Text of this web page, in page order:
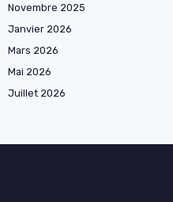
Novembre 2025
Janvier 2026
Mars 2026
Mai 2026
Juillet 2026